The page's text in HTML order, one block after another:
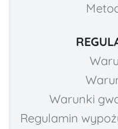
Warunki
Regulamin